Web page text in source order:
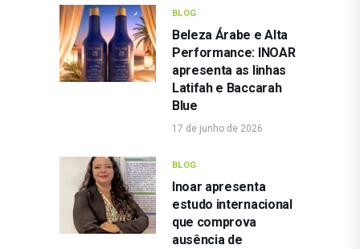
BLOG
Beleza Árabe e Alta
Performance: INOAR
apresenta as linhas
Latifah e Baccarah
Blue
17 de junho de 2026
BLOG
Inoar apresenta
estudo internacional
que comprova
ausência de